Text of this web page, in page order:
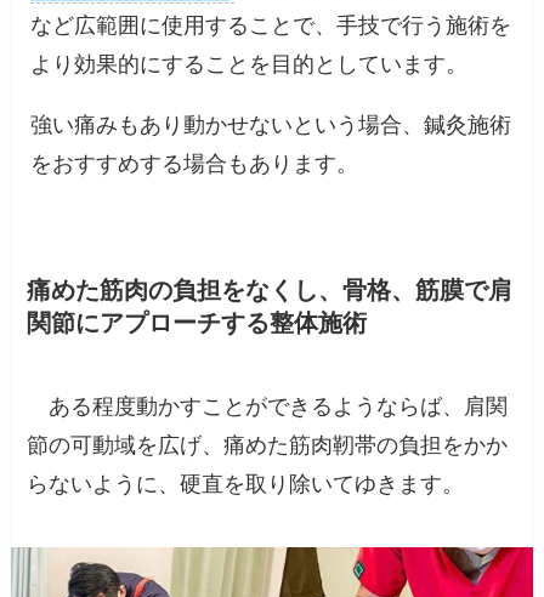
など広範囲に使用することで、手技で行う施術を
より効果的にすることを目的としています。
強い痛みもあり動かせないという場合、鍼灸施術
をおすすめする場合もあります。
痛めた筋肉の負担をなくし、骨格、筋膜で肩
関節にアプローチする整体施術
ある程度動かすことができるようならば、肩関
節の可動域を広げ、痛めた筋肉靭帯の負担をかか
らないように、硬直を取り除いてゆきます。